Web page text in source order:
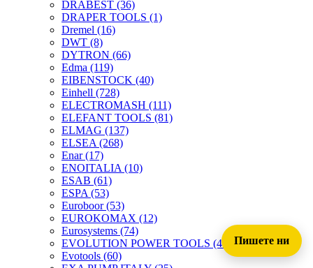
DRABEST (36)
DRAPER TOOLS (1)
Dremel (16)
DWT (8)
DYTRON (66)
Edma (119)
EIBENSTOCK (40)
Einhell (728)
ELECTROMASH (111)
ELEFANT TOOLS (81)
ELMAG (137)
ELSEA (268)
Enar(17)
ENOITALIA (10)
ESAB (61)
ESPA (53)
Euroboor(53)
EUROKOMAX (12)
Eurosystems (74)
EVOLUTION POWER TOOLS (45)
Evotools (60)
Пишете ни